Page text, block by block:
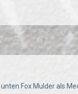
Fox Mulder als